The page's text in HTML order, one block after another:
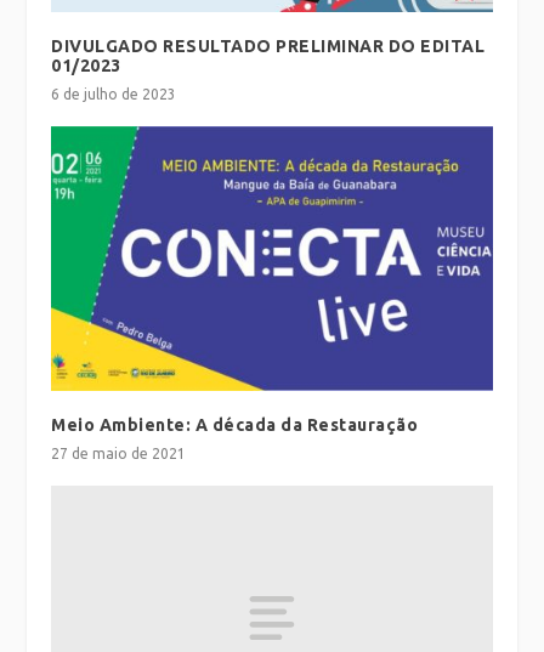
DIVULGADO RESULTADO PRELIMINAR DO EDITAL
01/2023
6 de julho de 2023
Meio Ambiente: A década da Restauração
27 de maio de 2021